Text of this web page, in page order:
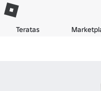
Teratas